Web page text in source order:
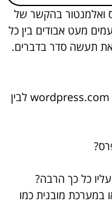
ואלמנטור בהקשר של
מעט אבודים בין כל
תעשה סדר בדברים.
מה זה וורדפרס ומה ההבדל בין wordpress.com לבין
כל כך הרבה?
במערכת מובנית כמו